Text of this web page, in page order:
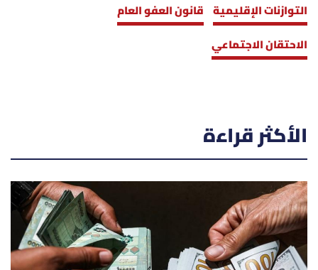
التوازنات الإقليمية قانون العفو العام
الاحتقان الاجتماعي
الأكثر قراءة